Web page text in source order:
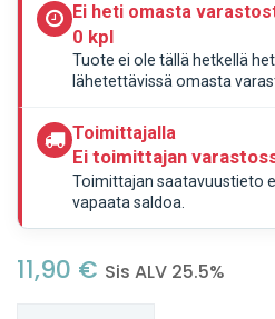
Ei heti omasta
0 kpl
Tuote ei ole tällä hetkellä
lähetettävissä omasta
Toimittajalla
Ei toimittajan
Toimittajan saatavuustieto
vapaata saldoa.
11,90 € Sis ALV 25.5%